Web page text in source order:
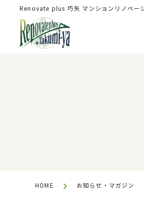
Renovate plus 巧矢 マンションリノベー
HOME お知らせ・マガジン